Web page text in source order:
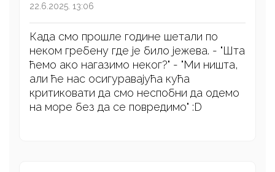
22.6.2025. 13:06
Када смо прошле године шетали по
неком гребену где је било јежева. - "Шта
ћемо ако нагазимо неког?" - "Ми ништа,
али ће нас осигуравајућа кућа
критиковати да смо неспобни да одемо
на море без да се повредимо" :D